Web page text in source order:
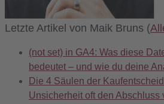
Letzte Artikel von Maik Bruns (
(not set) in GA4: Was diese
bedeutet – und wie du deine
Die 4 Säulen der
Unsicherheit oft den Abschluss